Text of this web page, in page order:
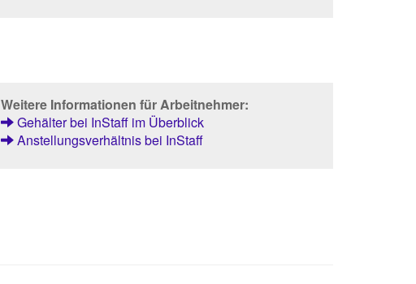
Weitere Informationen für Arbeitnehmer:
Gehälter bei InStaff im Überblick
Anstellungsverhältnis bei InStaff